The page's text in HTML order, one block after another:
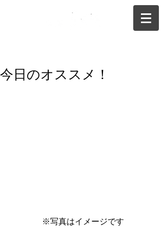
今日のオススメ！
※写真はイメージです